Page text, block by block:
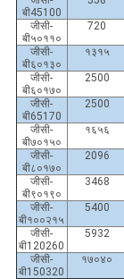
बी45100
जीसी-
बी५०११०
720
जीसी-
बी६०१३०
१३१५
जीसी-
बी६०१७०
2500
जीसी-
बी65170
2500
जीसी-
बी७०१५०
१६५६
जीसी-
बी८०१७०
2096
जीसी-
बी९०१९०
3468
जीसी-
बी१००२१५
5400
जीसी-
बी120260
5932
जीसी-
बी150320
१७०४०